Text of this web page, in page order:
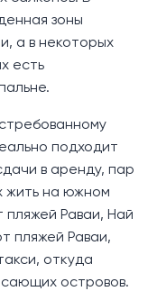
зоны
а в некоторых
есть
подходит
в аренду, пар
жить на южном
пляжей Раваи, Най
пляжей Раваи,
откуда
островов.